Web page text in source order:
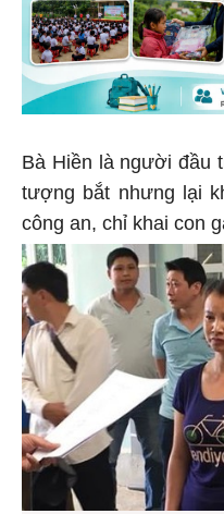
Bà Hiền là người đầu
tượng bắt nhưng lại
công an, chỉ khai con